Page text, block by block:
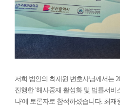
저희 법인의 최재원 변호사님께서는
진행한 '해사중재 활성화 및 법률서비
나'에 토론자로 참석하셨습니다. 최